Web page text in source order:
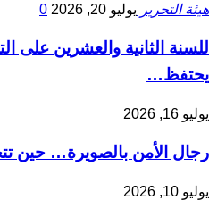
هيئة التحرير يوليو 20, 2026 0
للسنة الثانية والعشرين على
يحتفظ…
يوليو 16, 2026
رجال الأمن بالصويرة… حين
يوليو 10, 2026